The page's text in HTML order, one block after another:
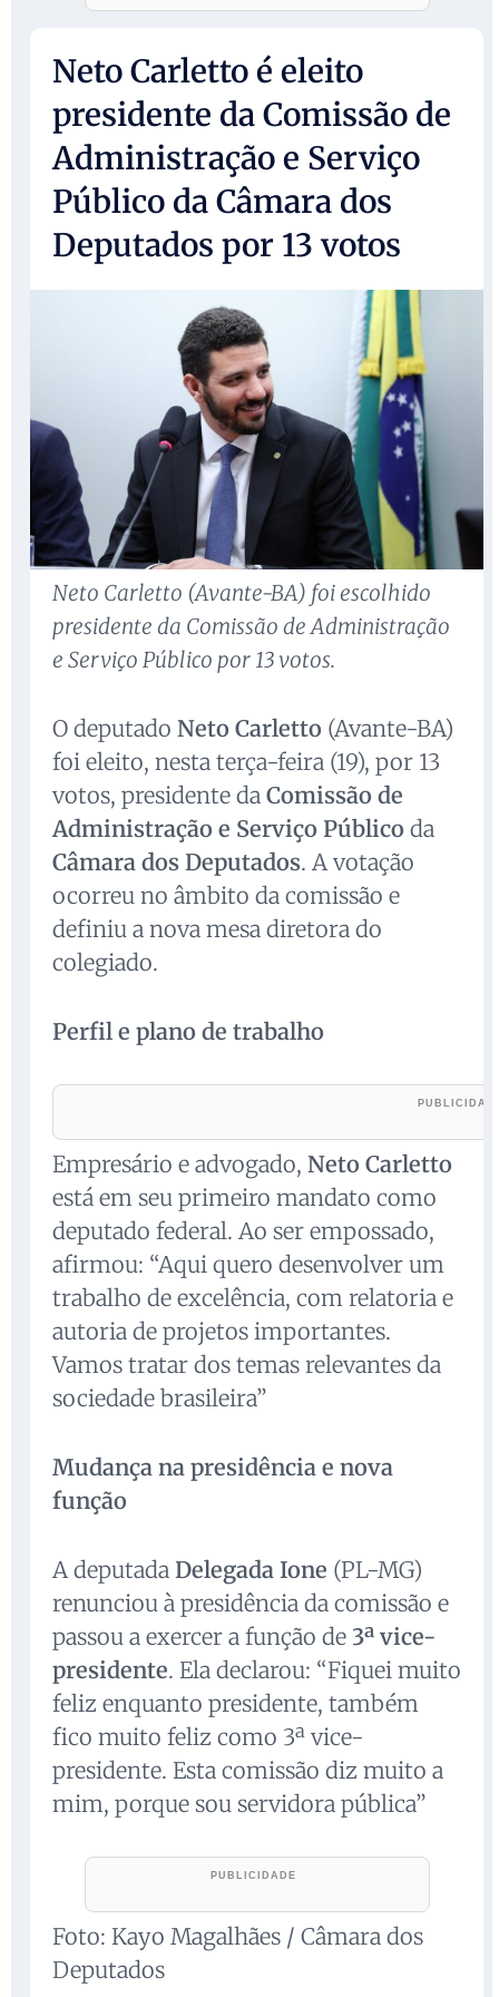
Neto Carletto é eleito
presidente da Comissão de
Administração e Serviço
Público da Câmara dos
Deputados por 13 votos
Neto Carletto (Avante-BA) foi escolhido
presidente da Comissão de Administração
e Serviço Público por 13 votos.
O deputado Neto Carletto (Avante-BA)
foi eleito, nesta terça-feira (19), por 13
votos, presidente da Comissão de
Administração e Serviço Público da
Câmara dos Deputados. A votação
ocorreu no âmbito da comissão e
definiu a nova mesa diretora do
colegiado.
Perfil e plano de trabalho
Empresário e advogado, Neto Carletto
está em seu primeiro mandato como
deputado federal. Ao ser empossado,
afirmou: “Aqui quero desenvolver um
trabalho de excelência, com relatoria e
autoria de projetos importantes.
Vamos tratar dos temas relevantes da
sociedade brasileira”
Mudança na presidência e nova
função
A deputada Delegada Ione (PL-MG)
renunciou à presidência da comissão e
passou a exercer a função de 3ª vice-
presidente. Ela declarou: “Fiquei muito
feliz enquanto presidente, também
fico muito feliz como 3ª vice-
presidente. Esta comissão diz muito a
mim, porque sou servidora pública”
Foto: Kayo Magalhães / Câmara dos
Deputados